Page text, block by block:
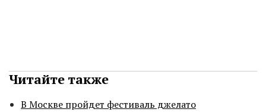
Читайте также
В Москве пройдет фестиваль джелато